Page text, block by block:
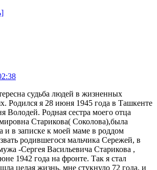
судьба людей в жизненных
Родился я 28 июня 1945 года в Ташкенте
Володей. Родная сестра моего отца
Старикова( Соколова),была
и в записке к моей маме в роддом
родившегося мальчика Сережей, в
-Сергея Васильевича Старикова ,
1942 года на фронте. Так я стал
целая жизнь, мне стукнуло 72 года, и